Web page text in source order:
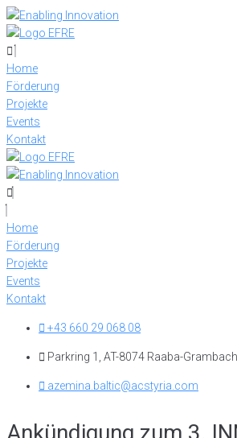
Skip
to
content
Home
Förderung
Projekte
Events
Kontakt
Home
Förderung
Projekte
Events
Kontakt
+43 660 29 068 08
Parkring 1, AT-8074 Raaba-Grambach
azemina.baltic@acstyria.com